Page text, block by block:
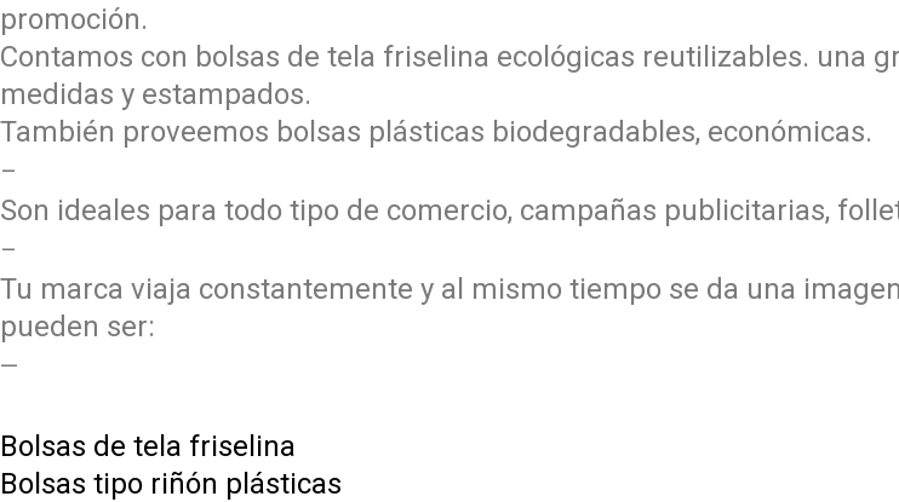
promoción​.
Contamos con bolsas ​de tela friselina ​ecológicas reutilizables. una
medidas y estampados.
También proveemos bolsas plásticas biodegradables, económicas.
–
Son ideales para todo tipo de comercio, campañas publicitarias,
–
Tu marca viaja constantemente y al mismo tiempo se da una
​pueden ser:
—
Bolsas de tela friselina
​Bolsas tipo riñón plásticas